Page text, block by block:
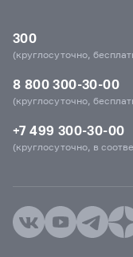
300
(круглосуточно,
8 800 300-30-00
(круглосуточно,
+7 499 300-30-00
(круглосуточно, в